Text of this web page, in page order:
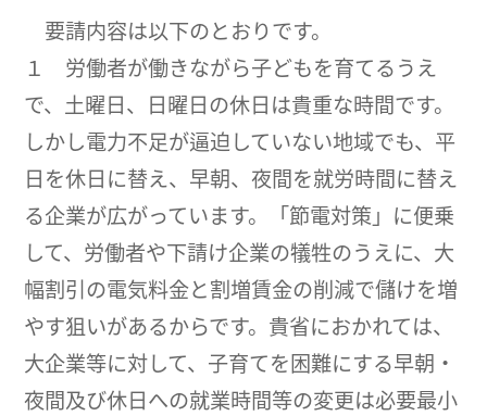
要請内容は以下のとおりです。
１ 労働者が働きながら子どもを育てるうえ
で、土曜日、日曜日の休日は貴重な時間です。
しかし電力不足が逼迫していない地域でも、平
日を休日に替え、早朝、夜間を就労時間に替え
る企業が広がっています。「節電対策」に便乗
して、労働者や下請け企業の犠牲のうえに、大
幅割引の電気料金と割増賃金の削減で儲けを増
やす狙いがあるからです。貴省におかれては、
大企業等に対して、子育てを困難にする早朝・
夜間及び休日への就業時間等の変更は必要最小